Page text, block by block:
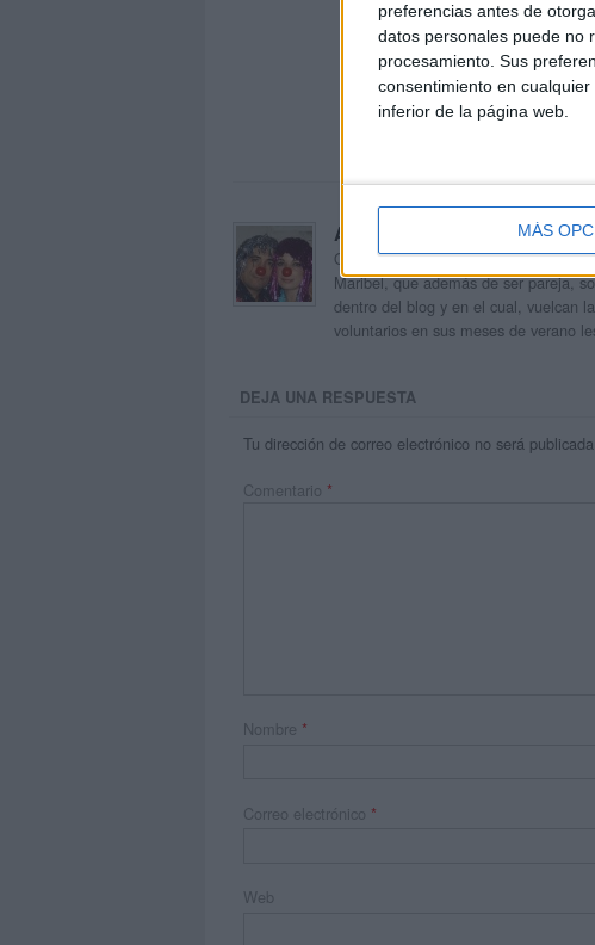
preferencias antes de
datos personales puede no
procesamiento. Sus
consentimiento en
inferior de la página web.
MÁS
Acerca de orientacionandujar
Orientación Andújar no es solo un
Maribel, que además de ser pareja,
dentro del blog y en el cual, vuelcan
voluntarios en sus meses de verano
DEJA UNA RESPUESTA
Tu dirección de correo electrónico no será publicada.
Comentario *
Nombre *
Correo electrónico *
Web